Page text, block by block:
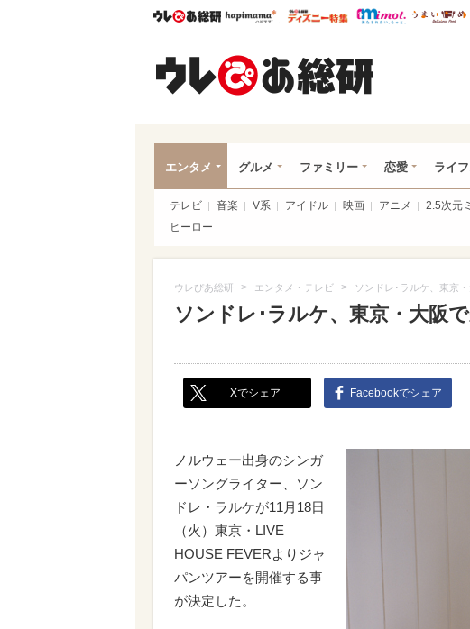
ウレぴあ総研ハピママ* ウレぴあ総研 ディ
mimot.
エンタメ グルメ ファミリー 恋愛 ライ
テレビ 音楽 V系 アイドル 映画 アニメ 2.5次元
ヒーロー
ウレぴあ総研 > エンタメ・テレビ > ソンドレ･ラルケ、東京
ソンドレ･ラルケ、東京・大阪で
Xでシェア Facebookでシェア
ノルウェー出身のシンガ
ーソングライター、ソン
ドレ・ラルケが11月18日
（火）東京・LIVE
HOUSE FEVERよりジャ
パンツアーを開催する事
が決定した。